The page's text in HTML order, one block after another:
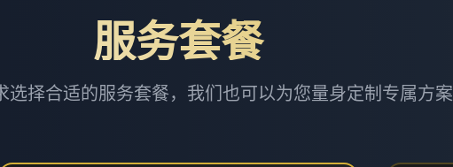
服务套餐
选择合适的服务套餐，我们也可以为您量身定制专属方案